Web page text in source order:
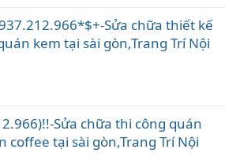
Sửa chữa thiết kế
kem tại sài gòn,Trang Trí Nội
Sửa chữa thi công quán
coffee tại sài gòn,Trang Trí Nội